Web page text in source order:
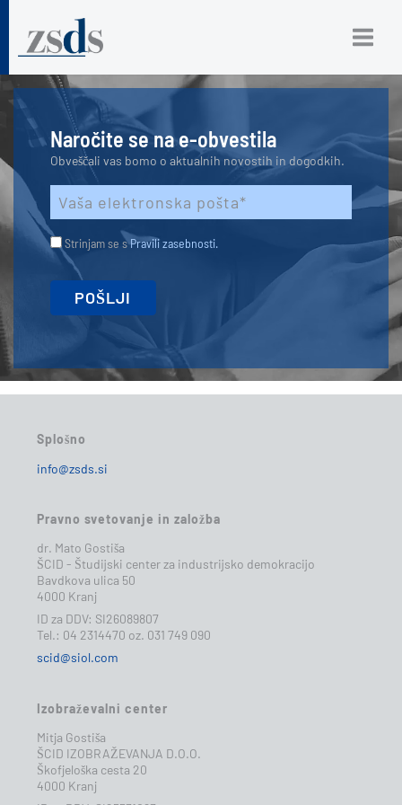
Naročite se na e-obvestila
Obveščali vas bomo o aktualnih novostih in dogodkih.
Strinjam se sPravili zasebnosti.
Splošno
info@zsds.si
Pravno svetovanje in založba
dr. Mato Gostiša
ŠCID - Študijski center za industrijsko demokracijo
Bavdkova ulica 50
4000 Kranj
ID za DDV: SI26089807
Tel.: 04 2314470 oz. 031 749 090
scid@siol.com
Izobraževalni center
Mitja Gostiša
ŠCID IZOBRAŽEVANJA D.O.O.
Škofjeloška cesta 20
4000 Kranj